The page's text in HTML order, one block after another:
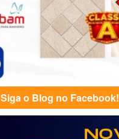
Siga o Blog no Facebook!